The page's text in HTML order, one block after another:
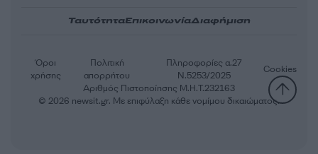
ΤαυτότηταΕπικοινωνίαΔιαφήμιση
Αριθμός Πιστοποίησης Μ.Η.Τ.232163
Όροι
χρήσης
Πολιτική
απορρήτου
Πληροφορίες α.27
Ν.5253/2025
Cookies
© 2026 newsit.gr. Με επιφύλαξη κάθε νομίμου δικαιώματος.